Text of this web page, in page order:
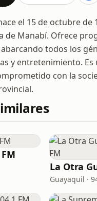
el 15 de octubre de
de Manabí. Ofrece
todos los
y entretenimiento. Es
con la
Guayaquil ·